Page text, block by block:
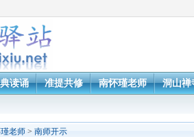
读诵 准提共修 南怀瑾老师 洞山禅
老师 > 南师开示